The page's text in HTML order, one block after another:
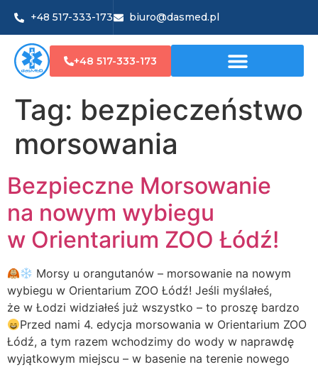
+48 517-333-173 biuro@dasmed.pl
+48 517-333-173
Tag: bezpieczeństwo
morsowania
Bezpieczne Morsowanie
na nowym wybiegu
w Orientarium ZOO Łódź!
Morsy u orangutanów – morsowanie na nowym
wybiegu w Orientarium ZOO Łódź! Jeśli myślałeś,
że w Łodzi widziałeś już wszystko – to proszę bardzo
Przed nami 4. edycja morsowania w Orientarium ZOO
Łódź, a tym razem wchodzimy do wody w naprawdę
wyjątkowym miejscu – w basenie na terenie nowego